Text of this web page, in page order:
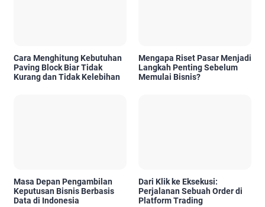
Cara Menghitung Kebutuhan
Paving Block Biar Tidak
Kurang dan Tidak Kelebihan
Mengapa Riset Pasar Menjadi
Langkah Penting Sebelum
Memulai Bisnis?
Masa Depan Pengambilan
Keputusan Bisnis Berbasis
Data di Indonesia
Dari Klik ke Eksekusi:
Perjalanan Sebuah Order di
Platform Trading